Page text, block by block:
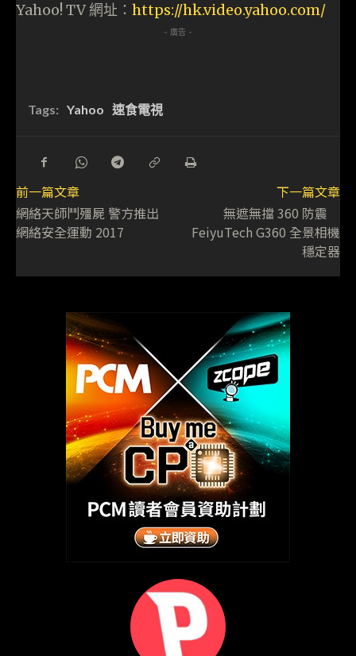
Yahoo! TV 網址： https://hk.video.yahoo.com/
- 廣告 -
Tags: Yahoo 速食電視
前一篇文章
網絡天師鬥殭屍 警方推出
網絡安全運動 2017
下一篇文章
無遮無擋 360 防震
FeiyuTech G360 全景相機
穩定器